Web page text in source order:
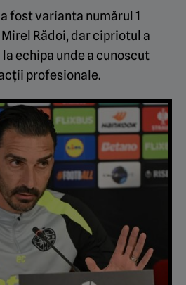
fost varianta numărul 1
Rădoi, dar cipriotul a
echipa unde a cunoscut
profesionale.